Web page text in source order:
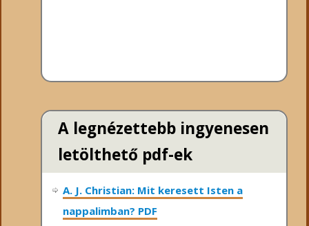
A legnézettebb ingyenesen
letölthető pdf-ek
A. J. Christian: Mit keresett Isten a
nappalimban? PDF